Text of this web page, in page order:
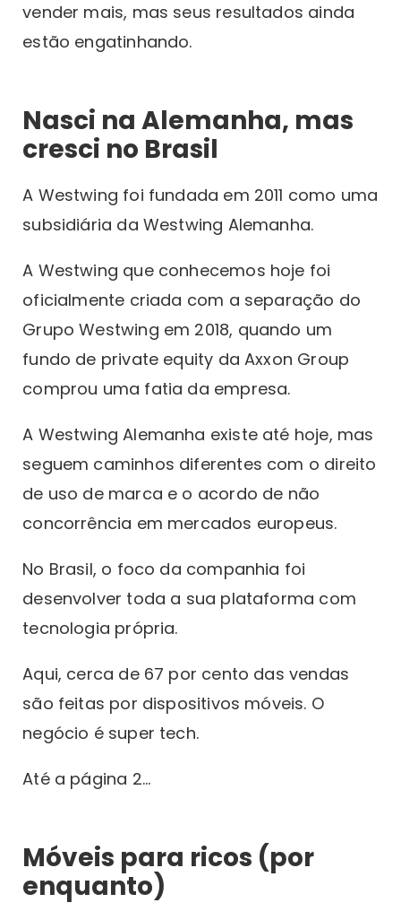
vender mais, mas seus resultados ainda
estão engatinhando.
Nasci na Alemanha, mas
cresci no Brasil
A Westwing foi fundada em 2011 como uma
subsidiária da Westwing Alemanha.
A Westwing que conhecemos hoje foi
oficialmente criada com a separação do
Grupo Westwing em 2018, quando um
fundo de private equity da Axxon Group
comprou uma fatia da empresa.
A Westwing Alemanha existe até hoje, mas
seguem caminhos diferentes com o direito
de uso de marca e o acordo de não
concorrência em mercados europeus.
No Brasil, o foco da companhia foi
desenvolver toda a sua plataforma com
tecnologia própria.
Aqui, cerca de 67 por cento das vendas
são feitas por dispositivos móveis. O
negócio é super tech.
Até a página 2…
Móveis para ricos (por
enquanto)